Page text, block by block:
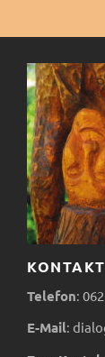
KONTAKT
Telefon:
E-Mail: